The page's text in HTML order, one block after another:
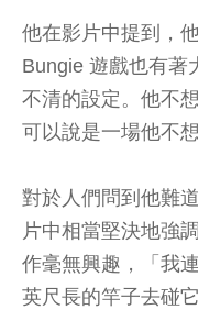
他在影片中提到，
Bungie 遊戲也有著
不清的設定。他不
可以說是一場他不
對於人們問到他難
片中相當堅決地強
作毫無興趣，「我
英尺長的竿子去碰